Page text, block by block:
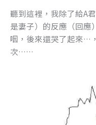
聽到這裡，我除了給A
是妻子）的反應（回應
咽，後來還哭了起來…
次……